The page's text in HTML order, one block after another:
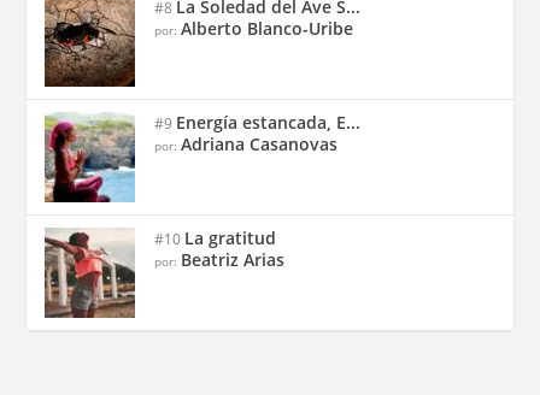
#8 La Soledad del Ave S...
por:Alberto Blanco-Uribe
#9 Energía estancada, E...
por:Adriana Casanovas
#10 La gratitud
por: Beatriz Arias